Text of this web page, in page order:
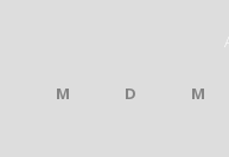
M D M